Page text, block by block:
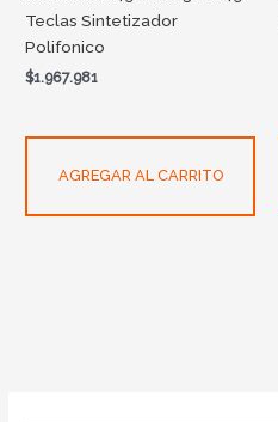
Teclas Sintetizador
Polifonico
$1.967.981
AGREGAR AL CARRITO